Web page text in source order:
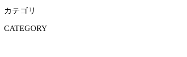
カテゴリ
CATEGORY